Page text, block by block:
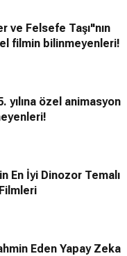
ve Felsefe Taşı"nın
filmin bilinmeyenleri!
yılına özel animasyon
En İyi Dinozor Temalı
Eden Yapay Zeka